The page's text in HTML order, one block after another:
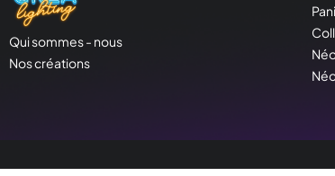
Qui sommes - nous
Nos créations